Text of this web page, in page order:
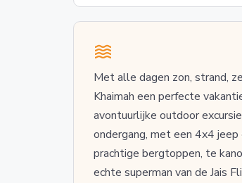
Met alle dagen zon, strand,
Khaimah een perfecte
avontuurlijke outdoor
ondergang, met een 4x4
prachtige bergtoppen, te
echte superman van de Jais